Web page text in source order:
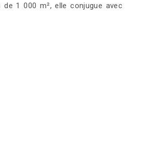
1 000 m², elle conjugue avec